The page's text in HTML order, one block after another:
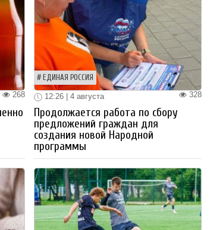
268
ЕДИНАЯ РОССИЯ
328
12:26 | 4 августа
Продолжается работа по сбору
предложений граждан для
создания новой Народной
программы